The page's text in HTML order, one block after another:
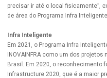
precisar ir até o local fisicamente”,
de área do Programa Infra Inteligente.
Infra Inteligente
Em 2021, o Programa Infra
INOVAINFRA como um dos
Brasil. Em 2020, o reconhecimento
Infrastructure 2020, que é a maior